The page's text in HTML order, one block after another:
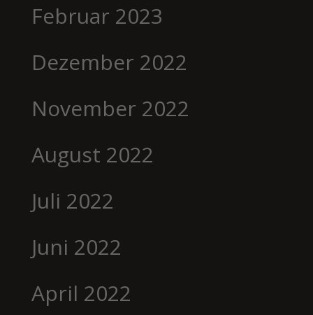
Februar 2023
Dezember 2022
November 2022
August 2022
Juli 2022
Juni 2022
April 2022